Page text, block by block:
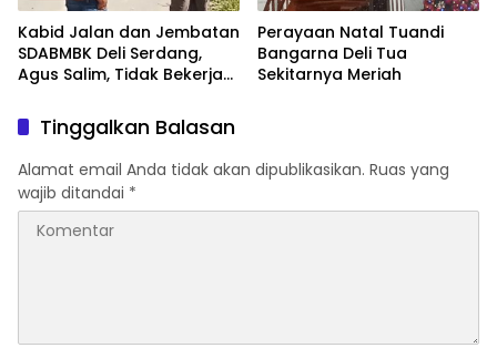
Kabid Jalan dan Jembatan
SDABMBK Deli Serdang,
Agus Salim, Tidak Bekerja
Perayaan Natal Tuandi
Bangarna Deli Tua
Sekitarnya Meriah
Tinggalkan Balasan
Alamat email Anda tidak akan dipublikasikan. Ruas yang
wajib ditandai *